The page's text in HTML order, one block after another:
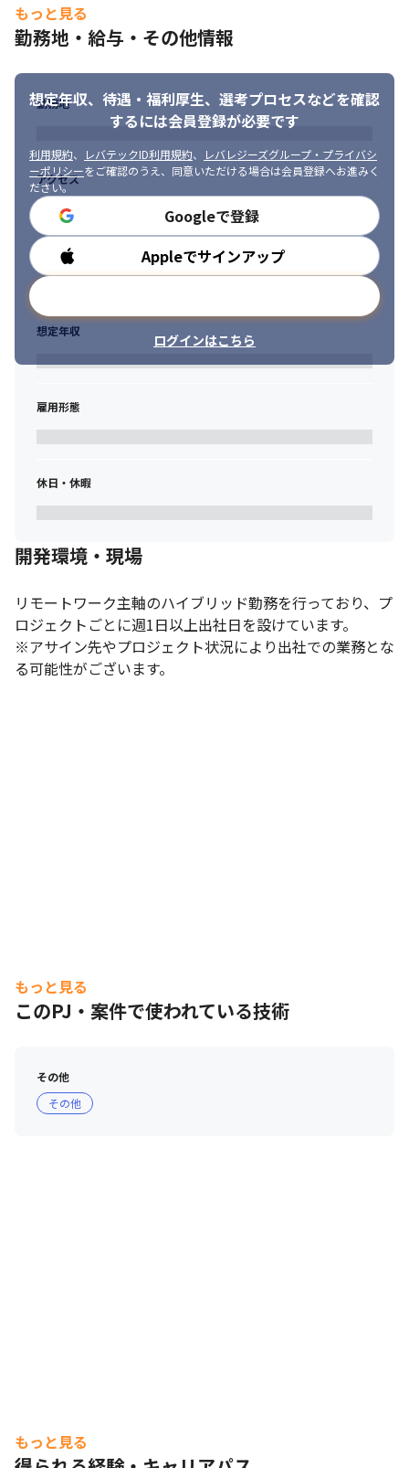
もっと見る
勤務地・給与・その他情報
想定年収、待遇・福利厚生、 選考プロセスなどを確認
するには会員登録が必要です
利用規約、 レバテックID利用規約、
レバレジーズグループ・プライバシ
ーポリシーをご確認のうえ、同意いただける場合は会員登録へお進みく
ださい。
Googleで登録
Appleでサインアップ
ログインはこちら
勤務地
アクセス
勤務時間
想定年収
雇用形態
休日・休暇
開発環境・現場
リモートワーク主軸のハイブリッド勤務を行っており、プ
ロジェクトごとに週1日以上出社日を設けています。
※アサイン先やプロジェクト状況により出社での業務とな
る可能性がございます。
もっと見る
このPJ・案件で使われている技術
その他
その他
もっと見る